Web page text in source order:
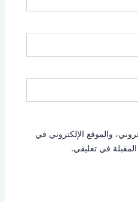
والموقع الإلكتروني في
في تعليقي.